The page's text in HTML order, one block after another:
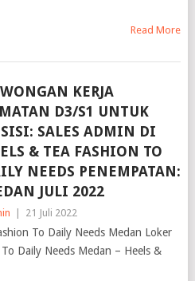
Read More
KERJA
D3/S1 UNTUK
SALES ADMIN DI
& TEA FASHION TO
NEEDS PENEMPATAN:
JULI 2022
21 Juli 2022
To Daily Needs Medan Loker
Daily Needs Medan – Heels &